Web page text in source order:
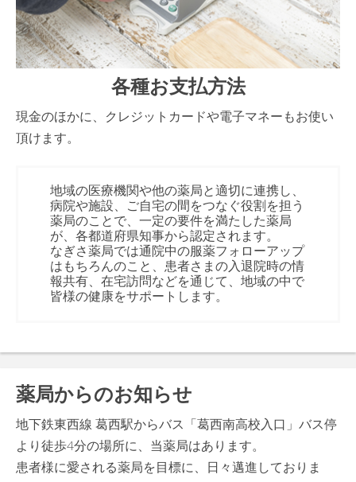
各種お支払方法
現金のほかに、クレジットカードや電子マネーもお使い
頂けます。
地域の医療機関や他の薬局と適切に連携し、
病院や施設、ご自宅の間をつなぐ役割を担う
薬局のことで、一定の要件を満たした薬局
が、各都道府県知事から認定されます。
なぎさ薬局では通院中の服薬フォローアップ
はもちろんのこと、患者さまの入退院時の情
報共有、在宅訪問などを通じて、地域の中で
皆様の健康をサポートします。
薬局からのお知らせ
地下鉄東西線 葛西駅からバス「葛西南高校入口」バス停
より徒歩4分の場所に、当薬局はあります。
患者様に愛される薬局を目標に、日々邁進しておりま